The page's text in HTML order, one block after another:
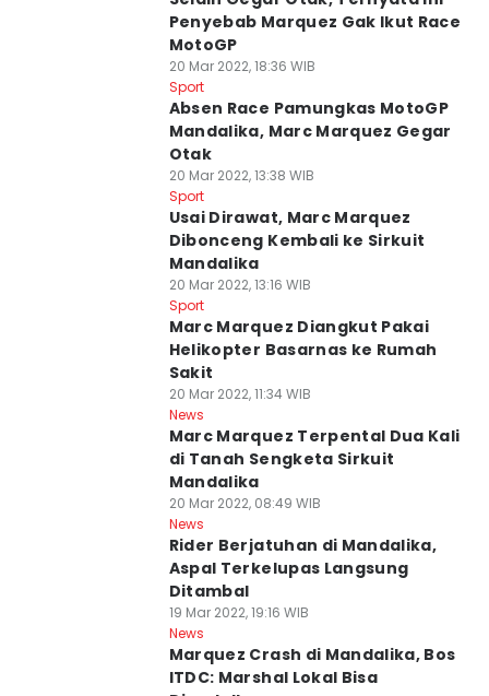
Penyebab Marquez Gak Ikut Race
MotoGP
20 Mar 2022, 18:36 WIB
Sport
Absen Race Pamungkas MotoGP
Mandalika, Marc Marquez Gegar
Otak
20 Mar 2022, 13:38 WIB
Sport
Usai Dirawat, Marc Marquez
Dibonceng Kembali ke Sirkuit
Mandalika
20 Mar 2022, 13:16 WIB
Sport
Marc Marquez Diangkut Pakai
Helikopter Basarnas ke Rumah
Sakit
20 Mar 2022, 11:34 WIB
News
Marc Marquez Terpental Dua Kali
di Tanah Sengketa Sirkuit
Mandalika
20 Mar 2022, 08:49 WIB
News
Rider Berjatuhan di Mandalika,
Aspal Terkelupas Langsung
Ditambal
19 Mar 2022, 19:16 WIB
News
Marquez Crash di Mandalika, Bos
ITDC: Marshal Lokal Bisa